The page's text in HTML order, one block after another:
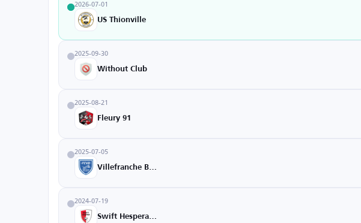
2026-07-01
US Thionville
2025-09-30
Without Club
2025-08-21
Fleury 91
2025-07-05
2024-07-19